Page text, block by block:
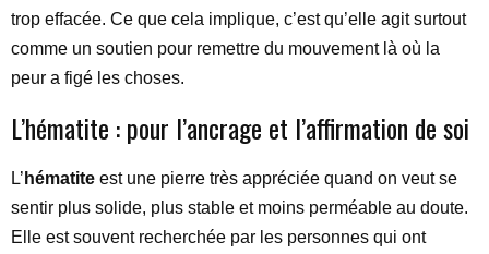
trop effacée. Ce que cela implique, c’est qu’elle agit surtout
comme un soutien pour remettre du mouvement là où la
peur a figé les choses.
L’hématite : pour l’ancrage et l’affirmation de soi
L’ hématite est une pierre très appréciée quand on veut se
sentir plus solide, plus stable et moins perméable au doute.
Elle est souvent recherchée par les personnes qui ont